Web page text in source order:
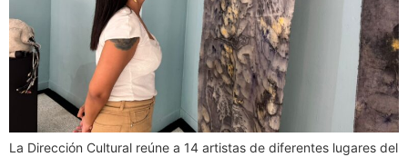
La Dirección Cultural reúne a 14 artistas de diferentes lugares del